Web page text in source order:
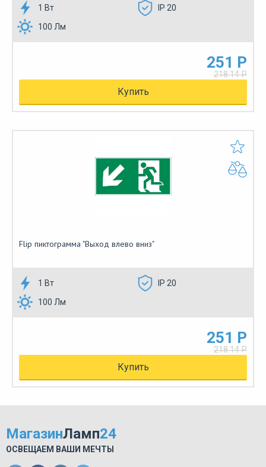
1 Вт
IP 20
100 Лм
251 Р
218.14 Р
Купить
Flip пиктограмма "Выход влево вниз"
1 Вт
IP 20
100 Лм
251 Р
218.14 Р
Купить
МагазинЛамп24
ОСВЕЩАЕМ ВАШИ МЕЧТЫ